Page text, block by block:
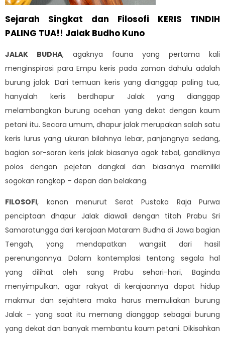
Sejarah Singkat dan Filosofi KERIS TINDIH
PALING TUA!! Jalak Budho Kuno
JALAK BUDHA, agaknya fauna yang pertama kali
menginspirasi para Empu keris pada zaman dahulu adalah
burung jalak. Dari temuan keris yang dianggap paling tua,
hanyalah keris berdhapur Jalak yang dianggap
melambangkan burung ocehan yang dekat dengan kaum
petani itu. Secara umum, dhapur jalak merupakan salah satu
keris lurus yang ukuran bilahnya lebar, panjangnya sedang,
bagian sor-soran keris jalak biasanya agak tebal, gandiknya
polos dengan pejetan dangkal dan biasanya memiliki
sogokan rangkap – depan dan belakang.
FILOSOFI, konon menurut Serat Pustaka Raja Purwa
penciptaan dhapur Jalak diawali dengan titah Prabu Sri
Samaratungga dari kerajaan Mataram Budha di Jawa bagian
Tengah, yang mendapatkan wangsit dari hasil
perenungannya. Dalam kontemplasi tentang segala hal
yang dilihat oleh sang Prabu sehari-hari, Baginda
menyimpulkan, agar rakyat di kerajaannya dapat hidup
makmur dan sejahtera maka harus memuliakan burung
Jalak – yang saat itu memang dianggap sebagai burung
yang dekat dan banyak membantu kaum petani. Dikisahkan